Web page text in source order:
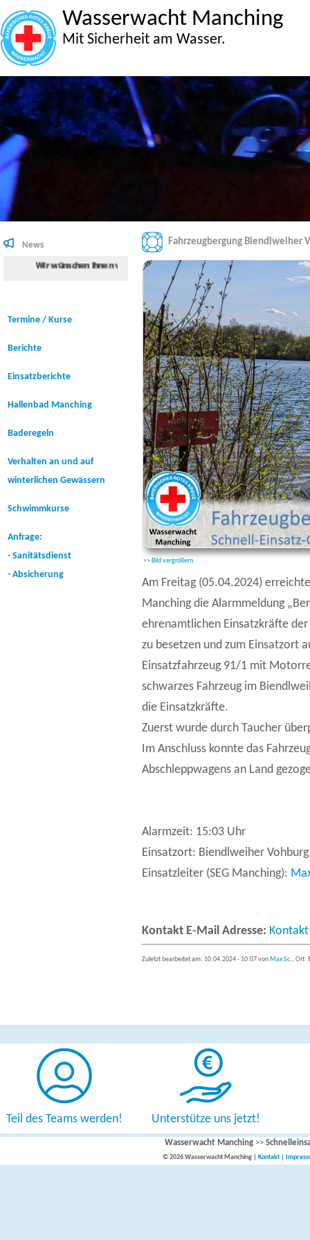
Wasserwacht Manching
Mit Sicherheit am Wasser.
News
Wir wünschen Ihnen viel Spaß beim Surfen auf der Internetseite der
Termine / Kurse
Berichte
Einsatzberichte
Hallenbad Manching
Baderegeln
Verhalten an und auf
winterlichen Gewässern
Schwimmkurse
Anfrage:
- Sanitätsdienst
- Absicherung
Fahrzeugbergung Biendlweiher
>> Bild vergrößern
Am Freitag (05.04.2024)
Manching die Alarmmeldung
ehrenamtlichen Einsatzkräfte der
zu besetzen und zum Einsatzort
Einsatzfahrzeug 91/1 mit
schwarzes Fahrzeug im
die Einsatzkräfte.
Zuerst wurde durch Taucher
Im Anschluss konnte das
Abschleppwagens an Land
Alarmzeit: 15:03 Uhr
Einsatzort: Biendlweiher Vohburg
Einsatzleiter (SEG Manching):
Kontakt E-Mail Adresse: Kontakt
Zuletzt bearbeitet am: 10.04.2024 - 10:07 von Max Sc., Ort:
Teil des Teams werden! Unterstütze uns jetzt!
Wasserwacht Manching >>
© 2026 Wasserwacht Manching | Kontakt|